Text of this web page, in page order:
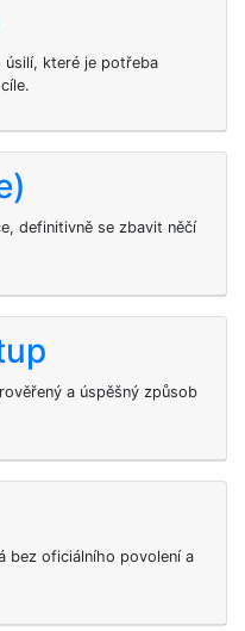
úsilí, které je potřeba
definitivně se zbavit něčí
a úspěšný způsob
bez oficiálního povolení a